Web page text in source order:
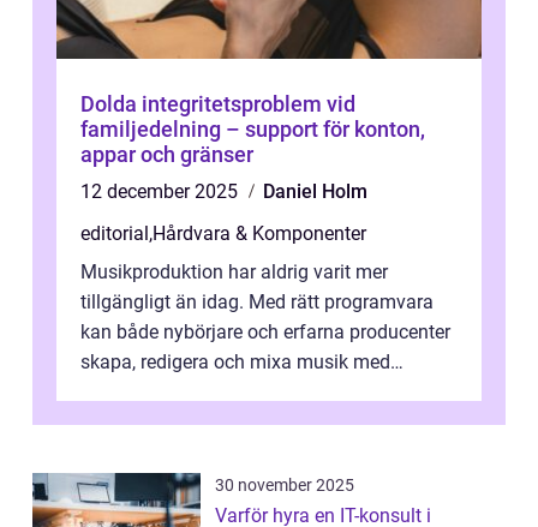
Dolda integritetsproblem vid
familjedelning – support för konton,
appar och gränser
12 december 2025
Daniel Holm
editorial,Hårdvara & Komponenter
Musikproduktion har aldrig varit mer
tillgängligt än idag. Med rätt programvara
kan både nybörjare och erfarna producenter
skapa, redigera och mixa musik med
30 november 2025
Varför hyra en IT-konsult i